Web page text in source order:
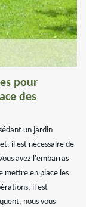
pour
des
un jardin
il est nécessaire de
avez l'embarras
mettre en place les
il est
nous vous